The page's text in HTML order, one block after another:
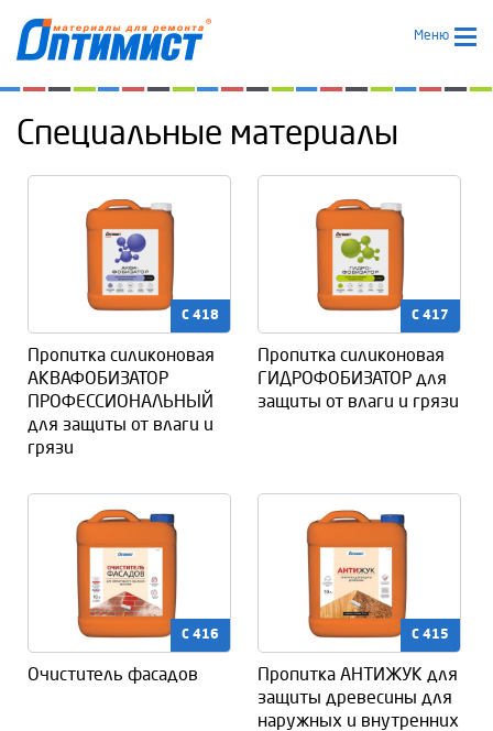
Меню
Специальные материалы
C 418
Пропитка силиконовая
АКВАФОБИЗАТОР
ПРОФЕССИОНАЛЬНЫЙ
для защиты от влаги и
грязи
C 417
Пропитка силиконовая
ГИДРОФОБИЗАТОР для
защиты от влаги и грязи
C 416
Очиститель фасадов
C 415
Пропитка АНТИЖУК для
защиты древесины для
наружных и внутренних